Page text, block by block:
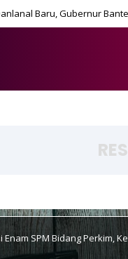
Baru, Gubernur
SPM Bidang Perkim,